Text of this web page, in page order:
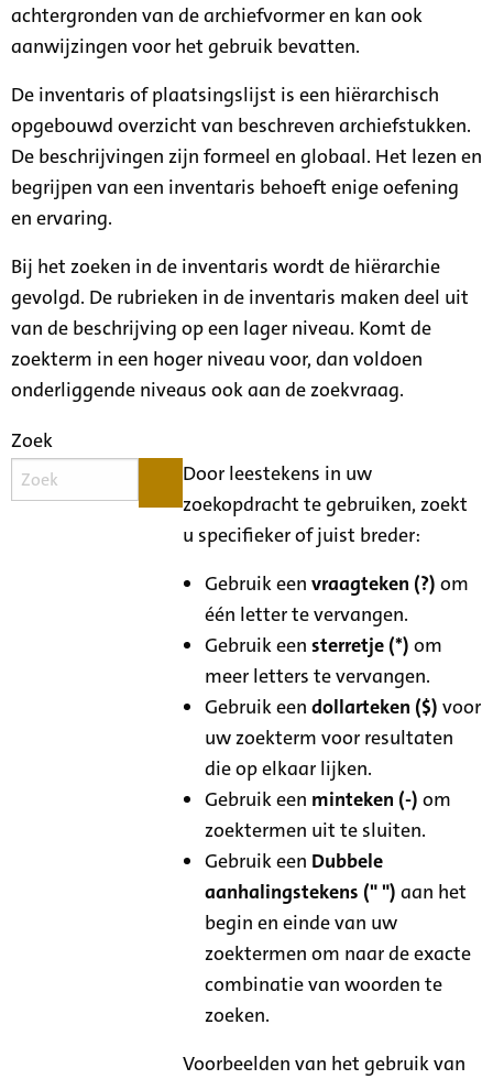
achtergronden van de archiefvormer en kan ook
aanwijzingen voor het gebruik bevatten.
De inventaris of plaatsingslijst is een hiërarchisch
opgebouwd overzicht van beschreven archiefstukken.
De beschrijvingen zijn formeel en globaal. Het lezen en
begrijpen van een inventaris behoeft enige oefening
en ervaring.
Bij het zoeken in de inventaris wordt de hiërarchie
gevolgd. De rubrieken in de inventaris maken deel uit
van de beschrijving op een lager niveau. Komt de
zoekterm in een hoger niveau voor, dan voldoen
onderliggende niveaus ook aan de zoekvraag.
Zoek
Door leestekens in uw
zoekopdracht te gebruiken, zoekt
u specifieker of juist breder:
Gebruik eenvraagteken (?) om
één letter te vervangen.
Gebruik eensterretje (*) om
meer letters te vervangen.
Gebruik eendollarteken ($) voor
uw zoekterm voor resultaten
die op elkaar lijken.
Gebruik een minteken (-) om
zoektermen uit te sluiten.
Gebruik een Dubbele
aanhalingstekens (" ") aan het
begin en einde van uw
zoektermen om naar de exacte
combinatie van woorden te
zoeken.
Voorbeelden van het gebruik van